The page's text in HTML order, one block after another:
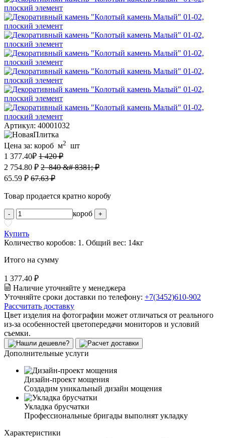
Артикул: 40001032
Цена за: короб м2 шт
1 377.40₽ 1 420 ₽
2 754.80 ₽ 2 840 &# 8381; ₽
65.59 ₽ 67.63 ₽
Товар продается кратно коробу
- короб +
Купить
Количество коробов: 1 . Общий вес: 14кг
Итого на сумму
1 377.40 ₽
Наличие уточняйте у менеджера
Уточняйте сроки доставки по телефону: +7(3452)610-902
Рассчитать доставку
Цвет изделия на фотографии может отличаться от реального
из-за особенностей цветопередачи мониторов и условий
съемки.
Дополнительные услуги
Дизайн-проект мощения
Создадим уникальный дизайн мощения
Укладка брусчатки
Профессиональные бригады выполнят укладку
Характеристики